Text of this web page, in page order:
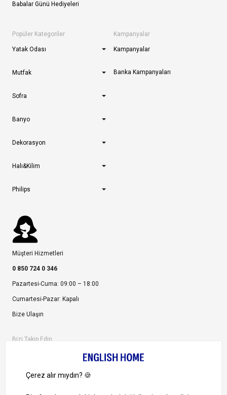
Babalar Günü Hediyeleri
Popüler Kategoriler
Yatak Odası
Mutfak
Sofra
Banyo
Dekorasyon
Halı&Kilim
Philips
Kampanyalar
Kampanyalar
Banka Kampanyaları
Müşteri Hizmetleri
0 850 724 0 346
Pazartesi-Cuma: 09:00 – 18:00
Cumartesi-Pazar: Kapalı
Bize Ulaşın
Bizi Takip Edin